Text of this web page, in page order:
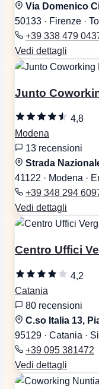
Via Domenico
50133 · Firenze ·
+39 338 479
Vedi dettagli
Junto
4,8
Modena
13 recensioni
Strada
41122 · Modena ·
+39 348 294
Vedi dettagli
Centro Uffici
4,2
Catania
80 recensioni
C.so Italia 13,
95129 · Catania ·
+39 095 381472
Vedi dettagli